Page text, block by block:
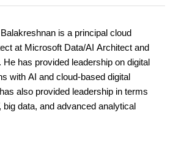
is a principal cloud
at Microsoft Data/AI Architect and
He has provided leadership on digital
with AI and cloud-based digital
also provided leadership in terms
big data, and advanced analytical